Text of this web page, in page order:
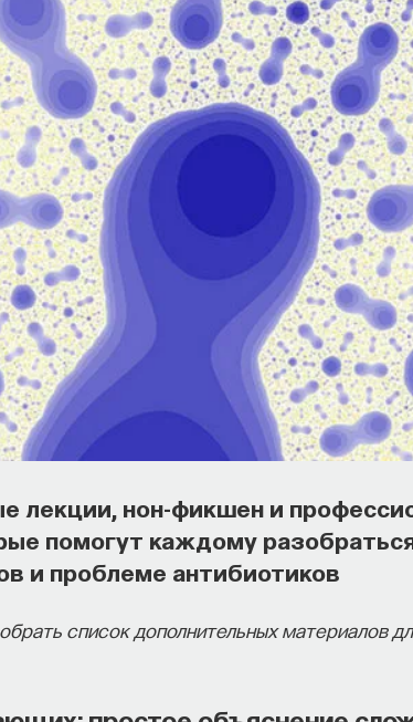
лекции, нон-фикшен и
помогут каждому
и проблеме антибиотиков
список дополнительных материалов